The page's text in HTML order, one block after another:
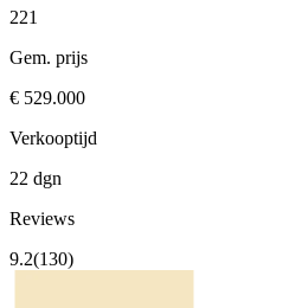
221
Gem. prijs
€ 529.000
Verkooptijd
22 dgn
Reviews
9.2(130)